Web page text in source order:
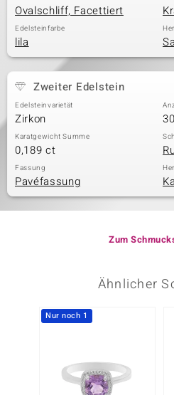
Ovalschliff, Facettiert
Edelsteinfarbe
lila
Zweiter Edelstein
Edelsteinvarietät
Zirkon
Karatgewicht Summe
0,189 ct
Fassung
Pavéfassung
Zum
Ähnlicher
Nur noch 1